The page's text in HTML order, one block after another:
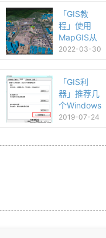
「GIS教
程」使用
MapGIS从
0到1快速配
2022-03-30
「GIS利
器」推荐几
个Windows
环境变量管
2019-07-24